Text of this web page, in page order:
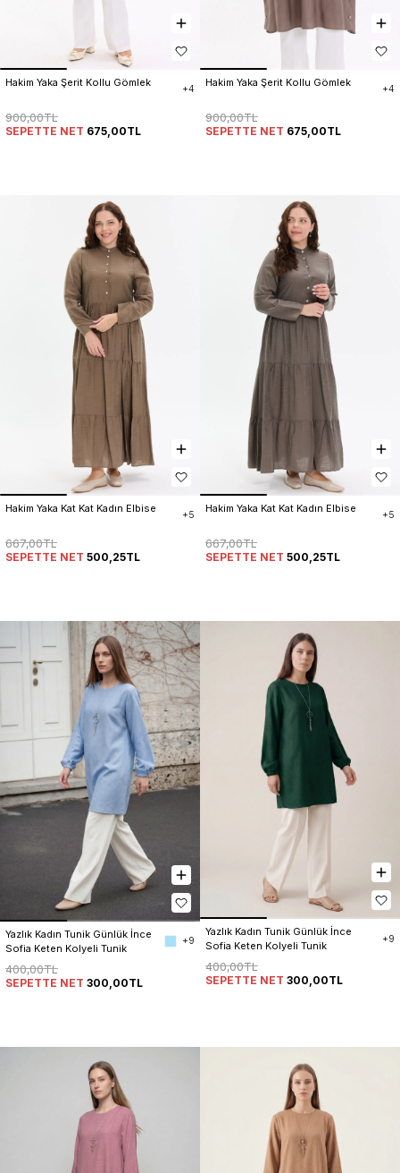
Hakim Yaka Şerit Kollu Gömlek
+4
900,00TL
SEPETTE NET 675,00TL
Hakim Yaka Şerit Kollu Gömlek
+4
900,00TL
SEPETTE NET 675,00TL
Hakim Yaka Kat Kat Kadın Elbise
+5
667,00TL
SEPETTE NET 500,25TL
Hakim Yaka Kat Kat Kadın Elbise
+5
667,00TL
SEPETTE NET 500,25TL
Yazlık Kadın Tunik Günlük İnce
Sofia Keten Kolyeli Tunik
+9
400,00TL
SEPETTE NET 300,00TL
Yazlık Kadın Tunik Günlük İnce
Sofia Keten Kolyeli Tunik
+9
400,00TL
SEPETTE NET 300,00TL